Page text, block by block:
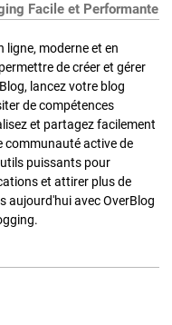
Facile et Performante
ligne, moderne et en
de créer et gérer
lancez votre blog
de compétences
et partagez facilement
communauté active de
puissants pour
et attirer plus de
aujourd'hui avec OverBlog